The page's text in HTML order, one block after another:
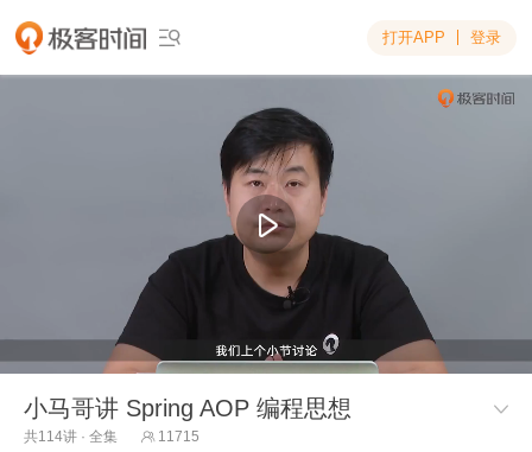
 打开APP 登录
小马哥讲 Spring AOP 编程思想 
共114讲 · 全集  11715